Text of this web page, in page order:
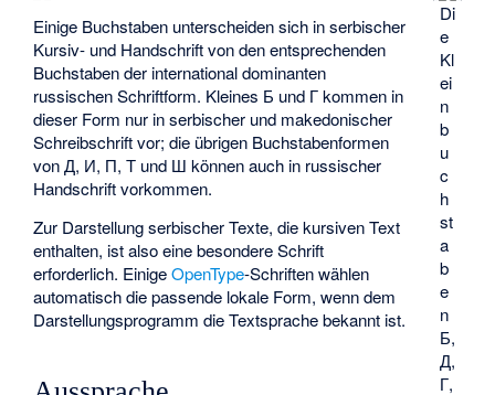
Di
e
Kl
ei
n
b
u
c
h
st
a
b
e
n
Б,
Д,
Г,
Einige Buchstaben unterscheiden sich in serbischer
Kursiv- und Handschrift von den entsprechenden
Buchstaben der international dominanten
russischen Schriftform. Kleines Б und Г kommen in
dieser Form nur in serbischer und makedonischer
Schreibschrift vor; die übrigen Buchstabenformen
von Д, И, П, Т und Ш können auch in russischer
Handschrift vorkommen.
Zur Darstellung serbischer Texte, die kursiven Text
enthalten, ist also eine besondere Schrift
erforderlich. EinigeOpenType-Schriften wählen
automatisch die passende lokale Form, wenn dem
Darstellungsprogramm die Textsprache bekannt ist.